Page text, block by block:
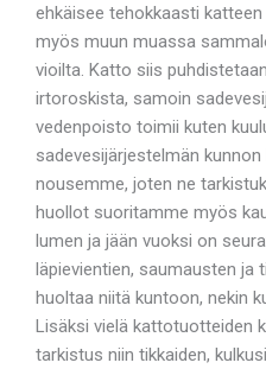
ehkäisee tehokkaasti
myös muun muassa
vioilta. Katto siis
irtoroskista, samoin
vedenpoisto toimii kuten
sadevesijärjestelmän
nousemme, joten ne
huollot suoritamme myös
lumen ja jään vuoksi on
läpievientien, saumausten ja
huoltaa niitä kuntoon, nekin
Lisäksi vielä kattotuotteiden
tarkistus niin tikkaiden,